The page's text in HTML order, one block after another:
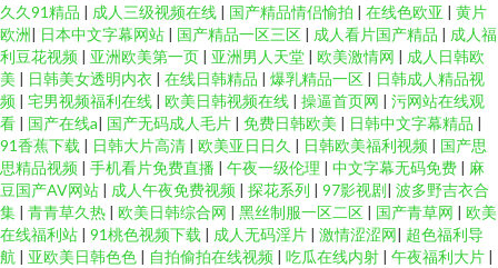
久久91精品 | 成人三级视频在线 | 国产精品情侣愉拍 | 在线色欧亚 | 黄片
欧洲| 日本中文字幕网站 | 国产精品一区三区 | 成人看片国产精品 | 成人福
利豆花视频 | 亚洲欧美第一页 | 亚洲男人天堂 | 欧美激情网 | 成人日韩欧
美 | 日韩美女透明内衣 | 在线日韩精品 | 爆乳精品一区 | 日韩成人精品视
频 | 宅男视频福利在线 | 欧美日韩视频在线 | 操逼首页网 | 污网站在线观
看 | 国产在线a| 国产无码成人毛片 | 免费日韩欧美 | 日韩中文字幕精品 |
91香蕉下载 | 日韩大片高清 | 欧美亚日日久 | 日韩欧美福利视频 | 国产思
思精品视频 | 手机看片免费直播 | 午夜一级伦理 | 中文字幕无码免费 | 麻
豆国产AV网站 | 成人午夜免费视频 | 探花系列 | 97影视剧| 波多野吉衣合
集 | 青青草久热 | 欧美日韩综合网 | 黑丝制服一区二区 | 国产青草网 | 欧美
在线福利站 | 91桃色视频下载 | 成人无码淫片 | 激情涩涩网| 超色福利导
航 | 亚欧美日韩色色 | 自拍偷拍在线视频 | 吃瓜在线内射 | 午夜福利大片 |